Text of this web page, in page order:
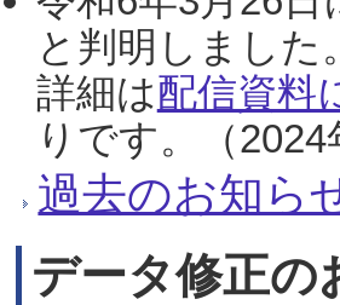
と判明しまし
詳細は配信資料
りです。（2024
過去のお知ら
データ修正の